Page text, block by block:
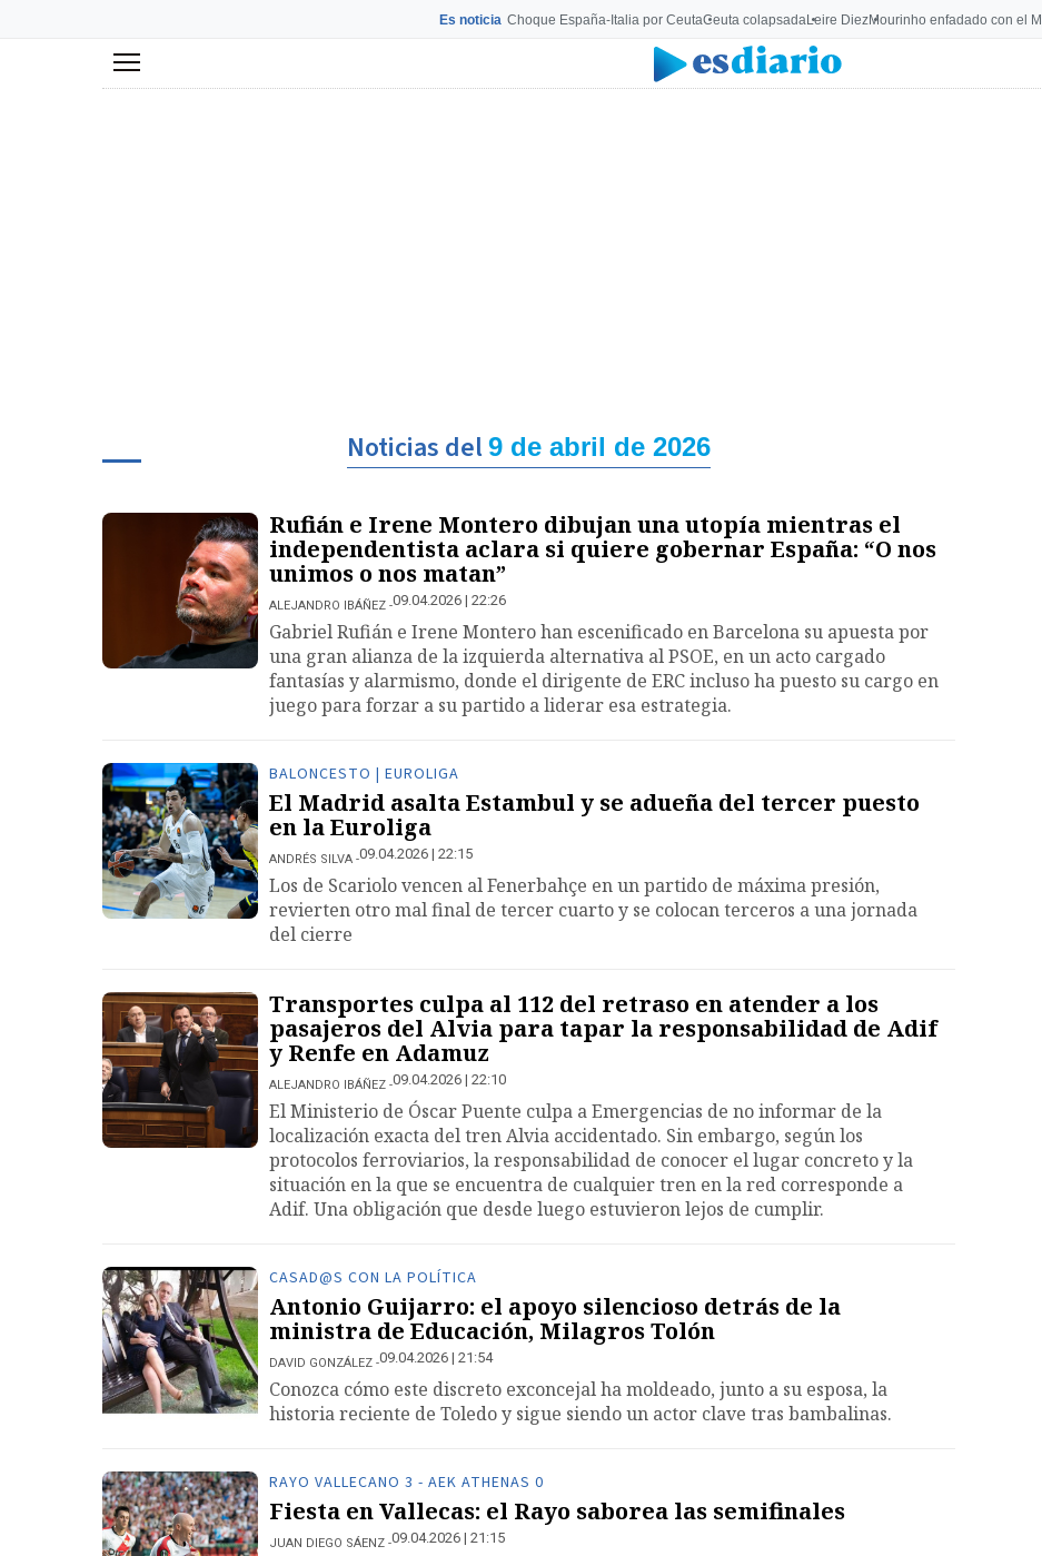
Es noticia Choque España-Italia por CeutaCeuta colapsadaLeire DiezMourinho enfadado con el
Menú
Noticias del9 de abril de 2026
Rufián e Irene Montero dibujan una utopía mientras el
independentista aclara si quiere gobernar España: “O nos
unimos o nos matan”
ALEJANDRO IBÁÑEZ 09.04.2026 | 22:26
Gabriel Rufián e Irene Montero han escenificado en Barcelona su apuesta por
una gran alianza de la izquierda alternativa al PSOE, en un acto cargado
fantasías y alarmismo, donde el dirigente de ERC incluso ha puesto su cargo en
juego para forzar a su partido a liderar esa estrategia.
BALONCESTO | EUROLIGA
El Madrid asalta Estambul y se adueña del tercer puesto
en la Euroliga
ANDRÉS SILVA 09.04.2026 | 22:15
Los de Scariolo vencen al Fenerbahçe en un partido de máxima presión,
revierten otro mal final de tercer cuarto y se colocan terceros a una jornada
del cierre
Transportes culpa al 112 del retraso en atender a los
pasajeros del Alvia para tapar la responsabilidad de Adif
y Renfe en Adamuz
ALEJANDRO IBÁÑEZ 09.04.2026 | 22:10
El Ministerio de Óscar Puente culpa a Emergencias de no informar de la
localización exacta del tren Alvia accidentado. Sin embargo, según los
protocolos ferroviarios, la responsabilidad de conocer el lugar concreto y la
situación en la que se encuentra de cualquier tren en la red corresponde a
Adif. Una obligación que desde luego estuvieron lejos de cumplir.
CASAD@S CON LA POLÍTICA
Antonio Guijarro: el apoyo silencioso detrás de la
ministra de Educación, Milagros Tolón
DAVID GONZÁLEZ 09.04.2026 | 21:54
Conozca cómo este discreto exconcejal ha moldeado, junto a su esposa, la
historia reciente de Toledo y sigue siendo un actor clave tras bambalinas.
RAYO VALLECANO 3 - AEK ATHENAS 0
Fiesta en Vallecas: el Rayo saborea las semifinales
JUAN DIEGO SÁENZ 09.04.2026 | 21:15